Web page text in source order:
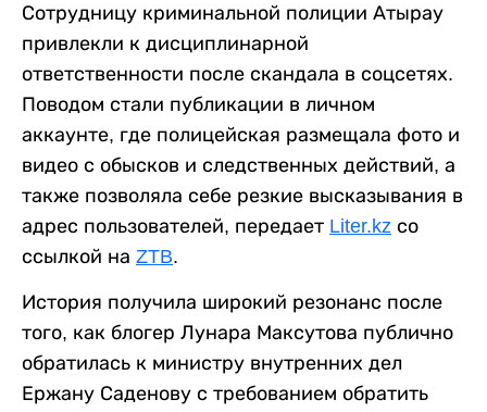
Сотрудницу криминальной полиции Атырау
привлекли к дисциплинарной
ответственности после скандала в соцсетях.
Поводом стали публикации в личном
аккаунте, где полицейская размещала фото и
видео с обысков и следственных действий, а
также позволяла себе резкие высказывания в
адрес пользователей, передает Liter.kz со
ссылкой на ZTB.
История получила широкий резонанс после
того, как блогер Лунара Максутова публично
обратилась к министру внутренних дел
Ержану Саденову с требованием обратить